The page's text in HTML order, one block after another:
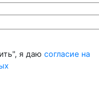
я даю согласие на